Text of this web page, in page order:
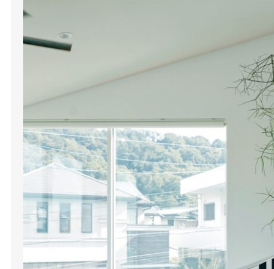
窓の配置は、構造材や間取り、耐震性など多くの要件を踏ま
観にまとめています。腰窓の左端を手すりのラインに揃える
建築知識ビルダーズ編